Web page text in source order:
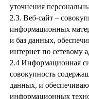
уточнения
2.3. Веб-сайт –
информационных
и баз данных,
интернет по сетевому
2.4 Информационная
совокупность
данных, и
информационных